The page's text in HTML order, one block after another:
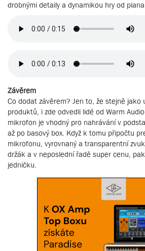
drobnými detaily a dynamikou hry od
Závěrem
Co dodat závěrem? Jen to, že stejně jako
produktů, i zde odvedli lidé od Warm
mikrofon je vhodný pro nahrávání v
až po basový box. Když k tomu připočtu
mikrofonu, vyrovnaný a transparentní
držák a v neposlední řadě super cenu,
jedničku.